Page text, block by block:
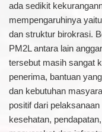
ada sedikit
mempengaruhinya
dan struktur birokrasi.
PM2L antara lain
tersebut masih sangat
penerima, bantuan
dan kebutuhan
positif dari
kesehatan,